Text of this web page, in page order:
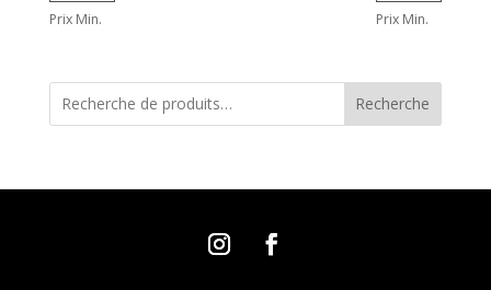
Prix Min. Prix Min.
Recherche